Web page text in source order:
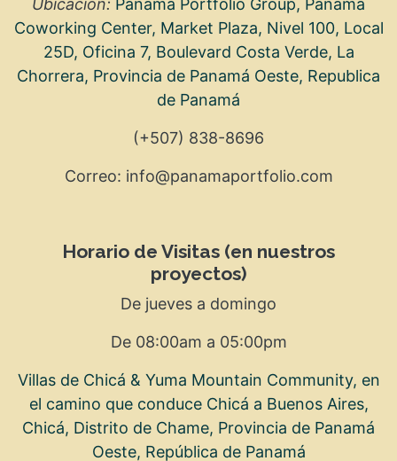
Ubicación: ​ Panamá Portfolio Group, Panamá
Coworking Center, Market Plaza, Nivel 100, Local
25D, Oficina 7, Boulevard Costa Verde, La
Chorrera, Provincia de Panamá Oeste, Republica
de Panamá
(+507) 838-8696
Correo: info@panamaportfolio.com
Horario de Visitas (en nuestros
proyectos)
De jueves a domingo
De 08:00am a 05:00pm
Villas de Chicá & Yuma Mountain Community, en
el camino que conduce Chicá a Buenos Aires,
Chicá, Distrito de Chame, Provincia de Panamá
Oeste, República de Panamá